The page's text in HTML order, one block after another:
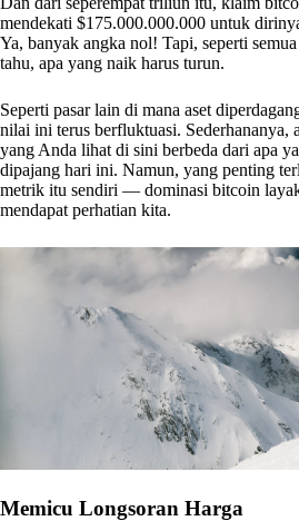
mendekati $175.000.000.000 untuk
Ya, banyak angka nol! Tapi, seperti
tahu, apa yang naik harus turun.
Seperti pasar lain di mana aset
nilai ini terus berfluktuasi. Sederhananya,
yang Anda lihat di sini berbeda dari apa
dipajang hari ini. Namun, yang penting
metrik itu sendiri — dominasi bitcoin
mendapat perhatian kita.
Memicu Longsoran Harga